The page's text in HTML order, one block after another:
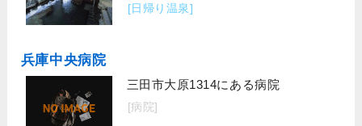
[日帰り温泉]
兵庫中央病院
三田市大原1314にある病院
[病院]